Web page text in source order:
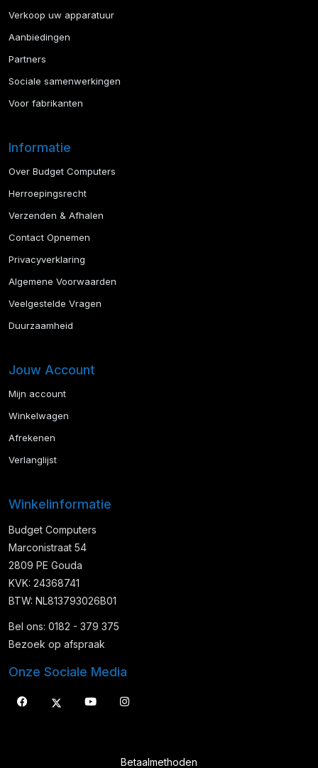
Verkoop uw apparatuur
Aanbiedingen
Partners
Sociale samenwerkingen
Voor fabrikanten
Informatie
Over Budget Computers
Herroepingsrecht
Verzenden & Afhalen
Contact Opnemen
Privacyverklaring
Algemene Voorwaarden
Veelgestelde Vragen
Duurzaamheid
Jouw Account
Mijn account
Winkelwagen
Afrekenen
Verlanglijst
Winkelinformatie
Budget Computers
Marconistraat 54
2809 PE Gouda
KVK: 24368741
BTW: NL813793026B01
Bel ons: 0182 - 379 375
Bezoek op afspraak
Onze Sociale Media
Betaalmethoden